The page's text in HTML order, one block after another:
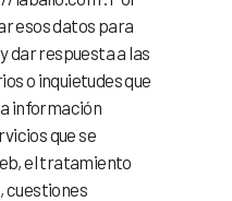
esos datos para
dar respuesta a las
o inquietudes que
información
que se
el tratamiento
cuestiones